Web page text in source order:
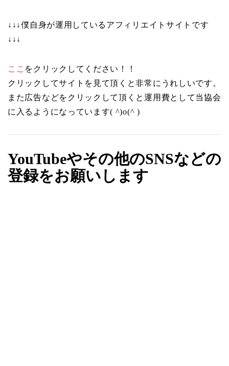
↓↓↓僕自身が運用しているアフィリエイトサイトです
↓↓↓
ここ をクリックしてください！！
クリックしてサイトを見て頂くと非常にうれしいです。
また広告などをクリックして頂くと運用費として当協会
に入るようになっています( ^)o(^ )
YouTubeやその他のSNSなどの
登録をお願いします